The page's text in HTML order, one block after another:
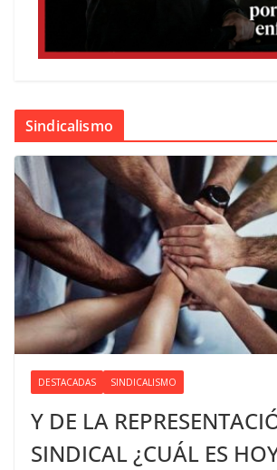
Sindicalismo
DESTACADAS SINDICALISMO
Y DE LA
SINDICAL ¿CUÁL ES